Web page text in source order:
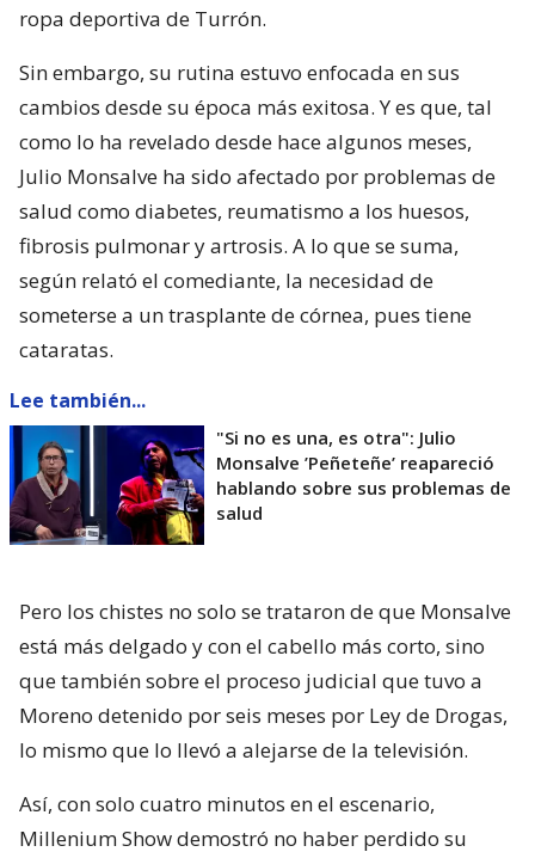
ropa deportiva de Turrón.
Sin embargo, su rutina estuvo enfocada en sus
cambios desde su época más exitosa. Y es que, tal
como lo ha revelado desde hace algunos meses,
Julio Monsalve ha sido afectado por problemas de
salud como diabetes, reumatismo a los huesos,
fibrosis pulmonar y artrosis. A lo que se suma,
según relató el comediante, la necesidad de
someterse a un trasplante de córnea, pues tiene
cataratas.
Lee también...
"Si no es una, es otra": Julio
Monsalve ’Peñeteñe’ reapareció
hablando sobre sus problemas de
salud
Pero los chistes no solo se trataron de que Monsalve
está más delgado y con el cabello más corto, sino
que también sobre el proceso judicial que tuvo a
Moreno detenido por seis meses por Ley de Drogas,
lo mismo que lo llevó a alejarse de la televisión.
Así, con solo cuatro minutos en el escenario,
Millenium Show demostró no haber perdido su